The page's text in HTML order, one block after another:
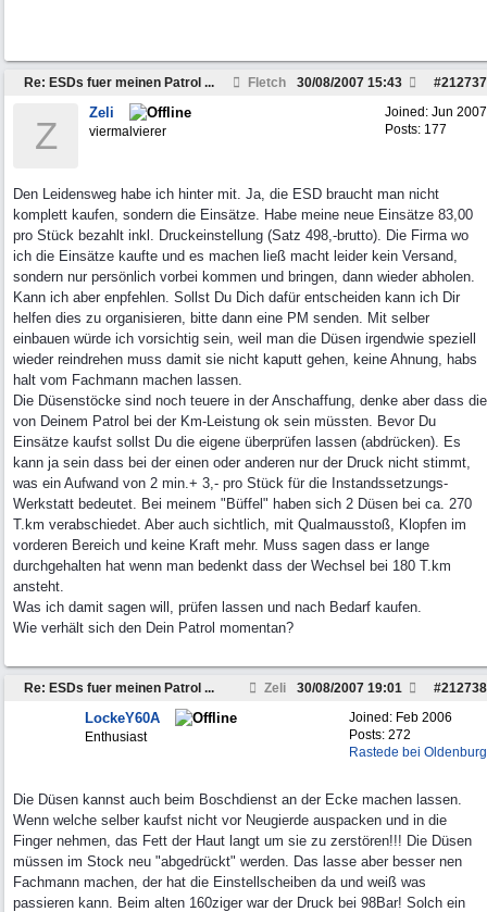
Re: ESDs fuer meinen Patrol ... Fletch #212737
30/08/2007 15:43
Joined: Jun 2007
Posts: 177
Z
Zeli
viermalvierer
Den Leidensweg habe ich hinter mit. Ja, die ESD braucht man nicht
komplett kaufen, sondern die Einsätze. Habe meine neue Einsätze 83,00
pro Stück bezahlt inkl. Druckeinstellung (Satz 498,-brutto). Die Firma wo
ich die Einsätze kaufte und es machen ließ macht leider kein Versand,
sondern nur persönlich vorbei kommen und bringen, dann wieder abholen.
Kann ich aber enpfehlen. Sollst Du Dich dafür entscheiden kann ich Dir
helfen dies zu organisieren, bitte dann eine PM senden. Mit selber
einbauen würde ich vorsichtig sein, weil man die Düsen irgendwie speziell
wieder reindrehen muss damit sie nicht kaputt gehen, keine Ahnung, habs
halt vom Fachmann machen lassen.
Die Düsenstöcke sind noch teuere in der Anschaffung, denke aber dass die
von Deinem Patrol bei der Km-Leistung ok sein müssten. Bevor Du
Einsätze kaufst sollst Du die eigene überprüfen lassen (abdrücken). Es
kann ja sein dass bei der einen oder anderen nur der Druck nicht stimmt,
was ein Aufwand von 2 min.+ 3,- pro Stück für die Instandssetzungs-
Werkstatt bedeutet. Bei meinem "Büffel" haben sich 2 Düsen bei ca. 270
T.km verabschiedet. Aber auch sichtlich, mit Qualmausstoß, Klopfen im
vorderen Bereich und keine Kraft mehr. Muss sagen dass er lange
durchgehalten hat wenn man bedenkt dass der Wechsel bei 180 T.km
ansteht.
Was ich damit sagen will, prüfen lassen und nach Bedarf kaufen.
Wie verhält sich den Dein Patrol momentan?
Re: ESDs fuer meinen Patrol ... Zeli #212738
30/08/2007 19:01
Joined: Feb 2006
Posts: 272
Rastede bei Oldenburg
LockeY60A
Enthusiast
Die Düsen kannst auch beim Boschdienst an der Ecke machen lassen.
Wenn welche selber kaufst nicht vor Neugierde auspacken und in die
Finger nehmen, das Fett der Haut langt um sie zu zerstören!!! Die Düsen
müssen im Stock neu "abgedrückt" werden. Das lasse aber besser nen
Fachmann machen, der hat die Einstellscheiben da und weiß was
passieren kann. Beim alten 160ziger war der Druck bei 98Bar! Solch ein